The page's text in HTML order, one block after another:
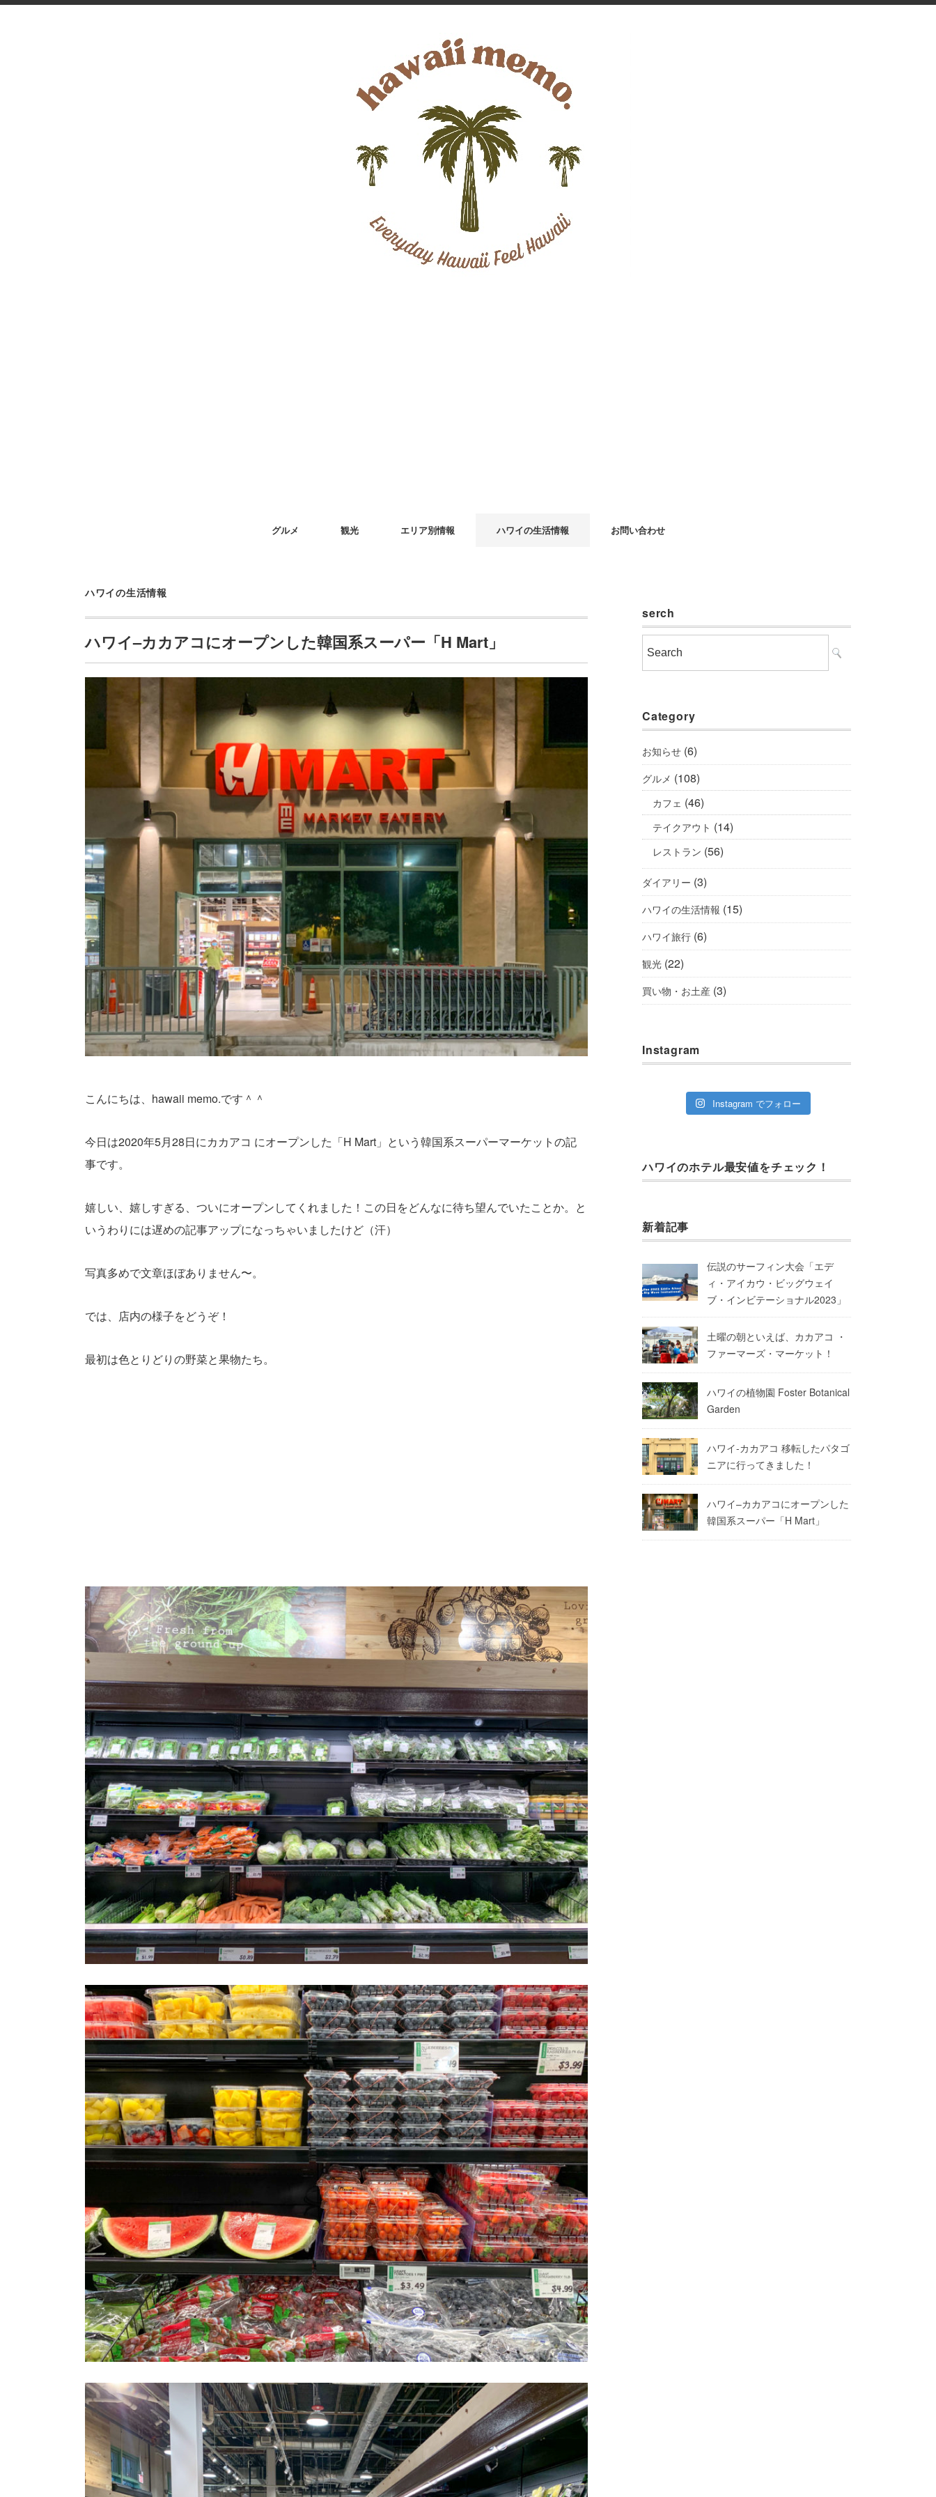
グルメ 観光 エリア別情報 ハワイの生活情報 お問い合わせ
ハワイの生活情報
ハワイ–カカアコにオープンした韓国系スーパー「H Mart」
こんにちは、hawaii memo.です＾＾
今日は2020年5月28日にカカアコ にオープンした「H Mart」という韓国系スーパーマーケットの記
事です。
嬉しい、嬉しすぎる、ついにオープンしてくれました！この日をどんなに待ち望んでいたことか。と
いうわりには遅めの記事アップになっちゃいましたけど（汗）
写真多めで文章ほぼありません〜。
では、店内の様子をどうぞ！
最初は色とりどりの野菜と果物たち。
serch
Category
お知らせ(6)
グルメ (108)
カフェ (46)
テイクアウト (14)
レストラン (56)
ダイアリー (3)
ハワイの生活情報 (15)
ハワイ旅行(6)
観光(22)
買い物・お土産(3)
Instagram
Instagram でフォロー
ハワイのホテル最安値をチェック！
新着記事
伝説のサーフィン大会「エデ
ィ・アイカウ・ビッグウェイ
ブ・インビテーショナル2023」
土曜の朝といえば、カカアコ ・
ファーマーズ・マーケット！
ハワイの植物園 Foster Botanical
Garden
ハワイ-カカアコ 移転したパタゴ
ニアに行ってきました！
ハワイ–カカアコにオープンした
韓国系スーパー「H Mart」